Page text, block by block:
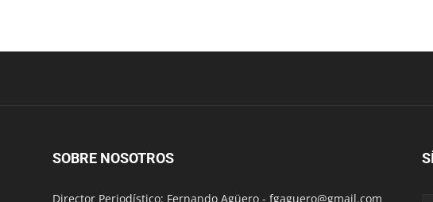
SOBRE NOSOTROS
Director Periodístico: Fernando Agüero - fgaguero@gmail.com